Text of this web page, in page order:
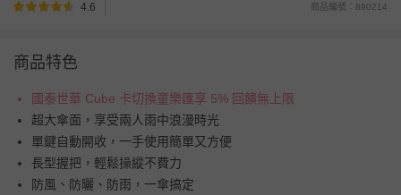
4.6 商品編號：890214
商品特色
國泰世華 Cube 卡切換童樂匯享 5% 回饋無上限
超大傘面，享受兩人雨中浪漫時光
單鍵自動開收，一手使用簡單又方便
長型握把，輕鬆操縱不費力
防風、防曬、防雨，一傘搞定